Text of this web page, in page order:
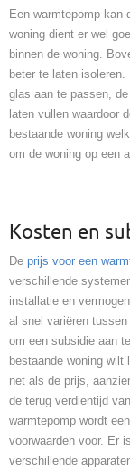
Een warmtepomp kan
woning dient er wel
binnen de woning.
beter te laten
glas aan te passen,
laten vullen waardoor
bestaande woning
om de woning op een
Kosten en
De prijs voor een
verschillende
installatie en
al snel variëren
om een subsidie aan
bestaande woning
net als de prijs,
de terug verdientijd
warmtepomp wordt
voorwaarden voor. Er
verschillende